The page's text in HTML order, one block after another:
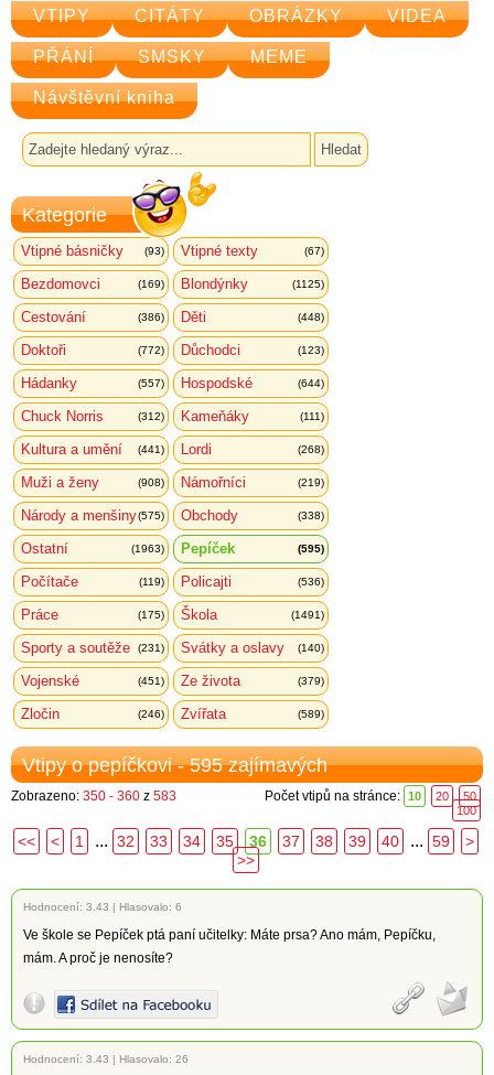
VTIPY CITÁTY OBRÁZKY VIDEA
PŘÁNÍ SMSKY MEME
Návštěvní kniha
Kategorie
Vtipné básničky (93) Vtipné texty (67)
Bezdomovci (169) Blondýnky (1125)
Cestování (386) Děti (448)
Doktoři (772) Důchodci (123)
Hádanky (557) Hospodské (644)
Chuck Norris (312) Kameňáky (111)
Kultura a umění (441) Lordi (268)
Muži a ženy (908) Námořníci (219)
Národy a menšiny(575) Obchody (338)
Ostatní (1963) Pepíček (595)
Počítače (119) Policajti (536)
Práce (175) Škola (1491)
Sporty a soutěže (231) Svátky a oslavy (140)
Vojenské (451) Ze života (379)
Zločin (246) Zvířata (589)
Vtipy o pepíčkovi - 595 zajímavých
Zobrazeno: 350 - 360 z 583 Počet vtipů na stránce: 10 20
50
100
<< < 1 ... 32 33 34 35 36 37 38 39 40 ... 59
>
>>
Hodnocení: 3.43 | Hlasovalo: 6
Ve škole se Pepíček ptá paní učitelky: Máte prsa? Ano mám, Pepíčku,
mám. A proč je nenosíte?
Hodnocení: 3.43 | Hlasovalo: 26